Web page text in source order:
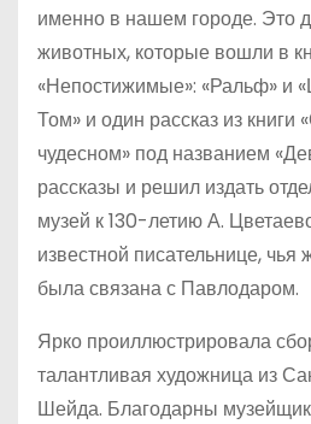
именно в нашем городе. Это
животных, которые вошли в
«Непостижимые»: «Ральф» и
Том» и один рассказ из книги
чудесном» под названием
рассказы и решил издать
музей к 130-летию А.
известной писательнице, чья
была связана с Павлодаром.
Ярко проиллюстрировала
талантливая художница из
Шейда. Благодарны